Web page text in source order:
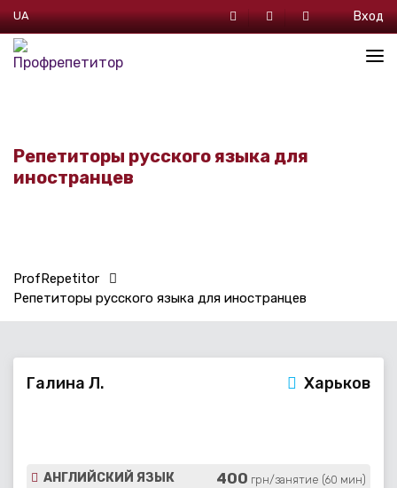
UA Вход
Репетиторы русского языка для
иностранцев
ProfRepetitor
Репетиторы русского языка для иностранцев
Галина Л. Харьков
АНГЛИЙСКИЙ ЯЗЫК 400 грн/занятие (60 мин)